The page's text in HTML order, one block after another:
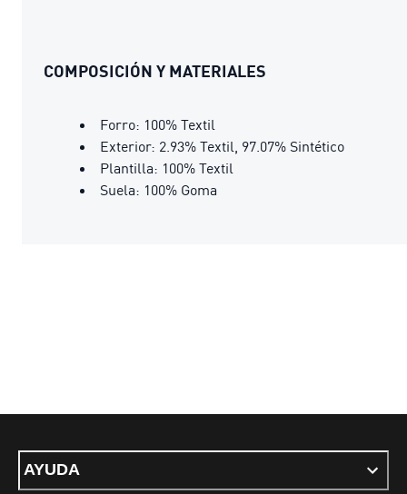
COMPOSICIÓN Y MATERIALES
Forro: 100% Textil
Exterior: 2.93% Textil, 97.07% Sintético
Plantilla: 100% Textil
Suela: 100% Goma
AYUDA